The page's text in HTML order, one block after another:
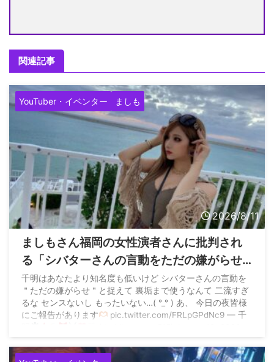
関連記事
YouTuber・イベンター ましも
2026/8/11
ましもさん福岡の女性演者さんに批判され
る「シバターさんの言動をただの嫌がらせ
と捉えて裏垢まで使うなんて二流すぎる、
センスないしもったいない」
千明はあなたより知名度も低いけど シバターさんの言動を
＂ただの嫌がらせ＂と捉えて 裏垢まで使うなんて 二流すぎ
るな センスないし もったいない…( °_° ) あ、 今日の夜皆様
にご報告があります
pic.twitter.com/FRLpGPdNc9 — 千